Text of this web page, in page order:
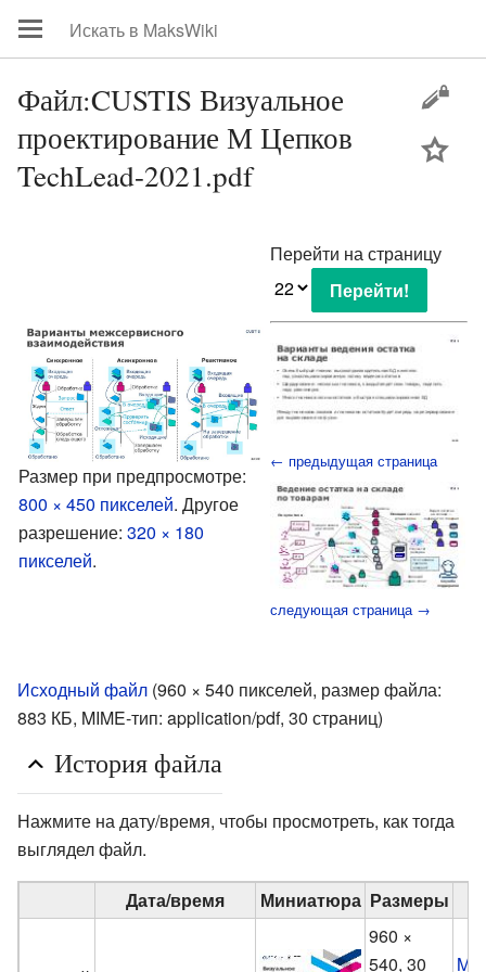
Файл:CUSTIS Визуальное
проектирование М Цепков
TechLead-2021.pdf
Размер при предпросмотре:
800 × 450 пикселей. Другое
разрешение: 320 × 180
пикселей.
Перейти на страницу
← предыдущая страница
следующая страница →
Исходный файл (960 × 540 пикселей, размер файла:
883 КБ, MIME-тип: application/pdf, 30 страниц)
История файла
Нажмите на дату/время, чтобы просмотреть, как тогда
выглядел файл.
Дата/время Миниатюра Размеры
960 ×
540, 30